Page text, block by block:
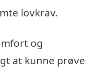
lovkrav.
og
at kunne prøve